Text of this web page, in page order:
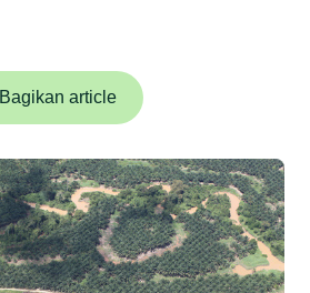
Bagikan article